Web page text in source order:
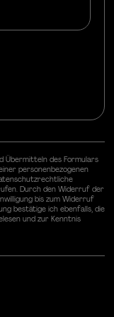
Übermitteln des Formulars
personenbezogenen
Durch den Widerruf der
bis zum Widerruf
bestätige ich ebenfalls, die
und zur Kenntnis